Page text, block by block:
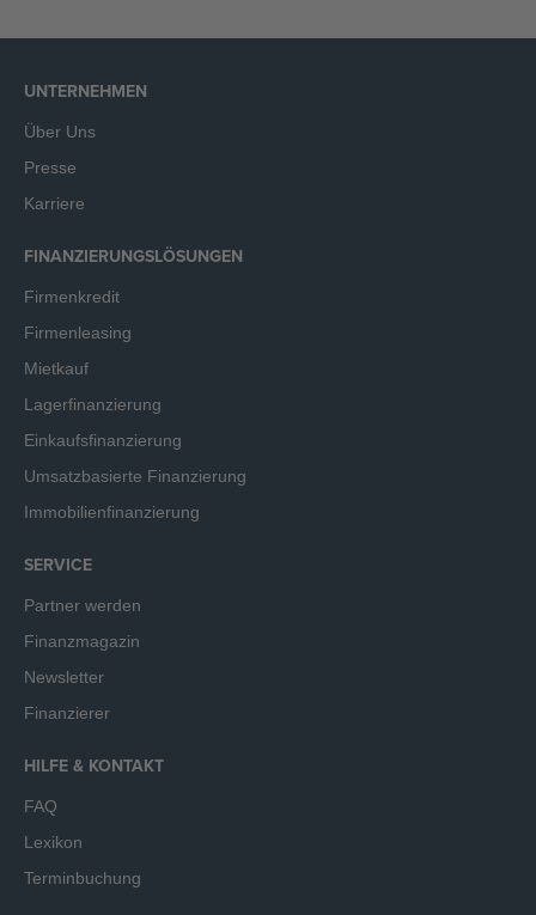
UNTERNEHMEN
Über Uns
Presse
Karriere
FINANZIERUNGSLÖSUNGEN
Firmenkredit
Firmenleasing
Mietkauf
Lagerfinanzierung
Einkaufsfinanzierung
Umsatzbasierte Finanzierung
Immobilienfinanzierung
SERVICE
Partner werden
Finanzmagazin
Newsletter
Finanzierer
HILFE & KONTAKT
FAQ
Lexikon
Terminbuchung